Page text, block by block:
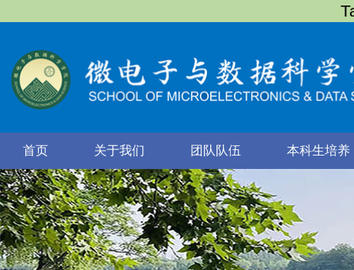
首页 关于我们 团队队伍 本科生培养